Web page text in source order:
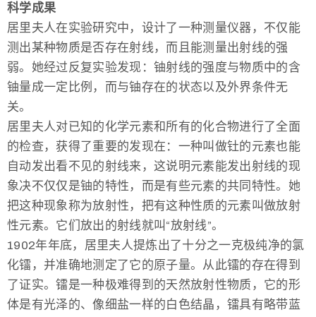
科学成果
居里夫人在实验研究中，设计了一种测量仪器，不仅能
测出某种物质是否存在射线，而且能测量出射线的强
弱。她经过反复实验发现：铀射线的强度与物质中的含
铀量成一定比例，而与铀存在的状态以及外界条件无
关。
居里夫人对已知的化学元素和所有的化合物进行了全面
的检查，获得了重要的发现在：一种叫做钍的元素也能
自动发出看不见的射线来，这说明元素能发出射线的现
象决不仅仅是铀的特性，而是有些元素的共同特性。她
把这种现象称为放射性，把有这种性质的元素叫做放射
性元素。它们放出的射线就叫“放射线”。
1902年年底，居里夫人提炼出了十分之一克极纯净的氯
化镭，并准确地测定了它的原子量。从此镭的存在得到
了证实。镭是一种极难得到的天然放射性物质，它的形
体是有光泽的、像细盐一样的白色结晶，镭具有略带蓝